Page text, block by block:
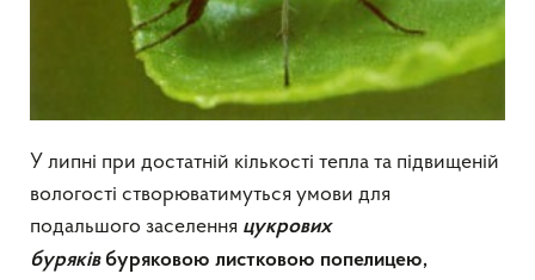
У липні при достатній кількості тепла та підвищеній
вологості створюватимуться умови для
подальшого заселення цукрових
буряків буряковою листковою попелицею,